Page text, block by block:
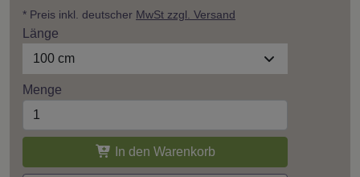
* Preis inkl. deutscher MwSt zzgl. Versand
Länge
100 cm
Menge
In den Warenkorb